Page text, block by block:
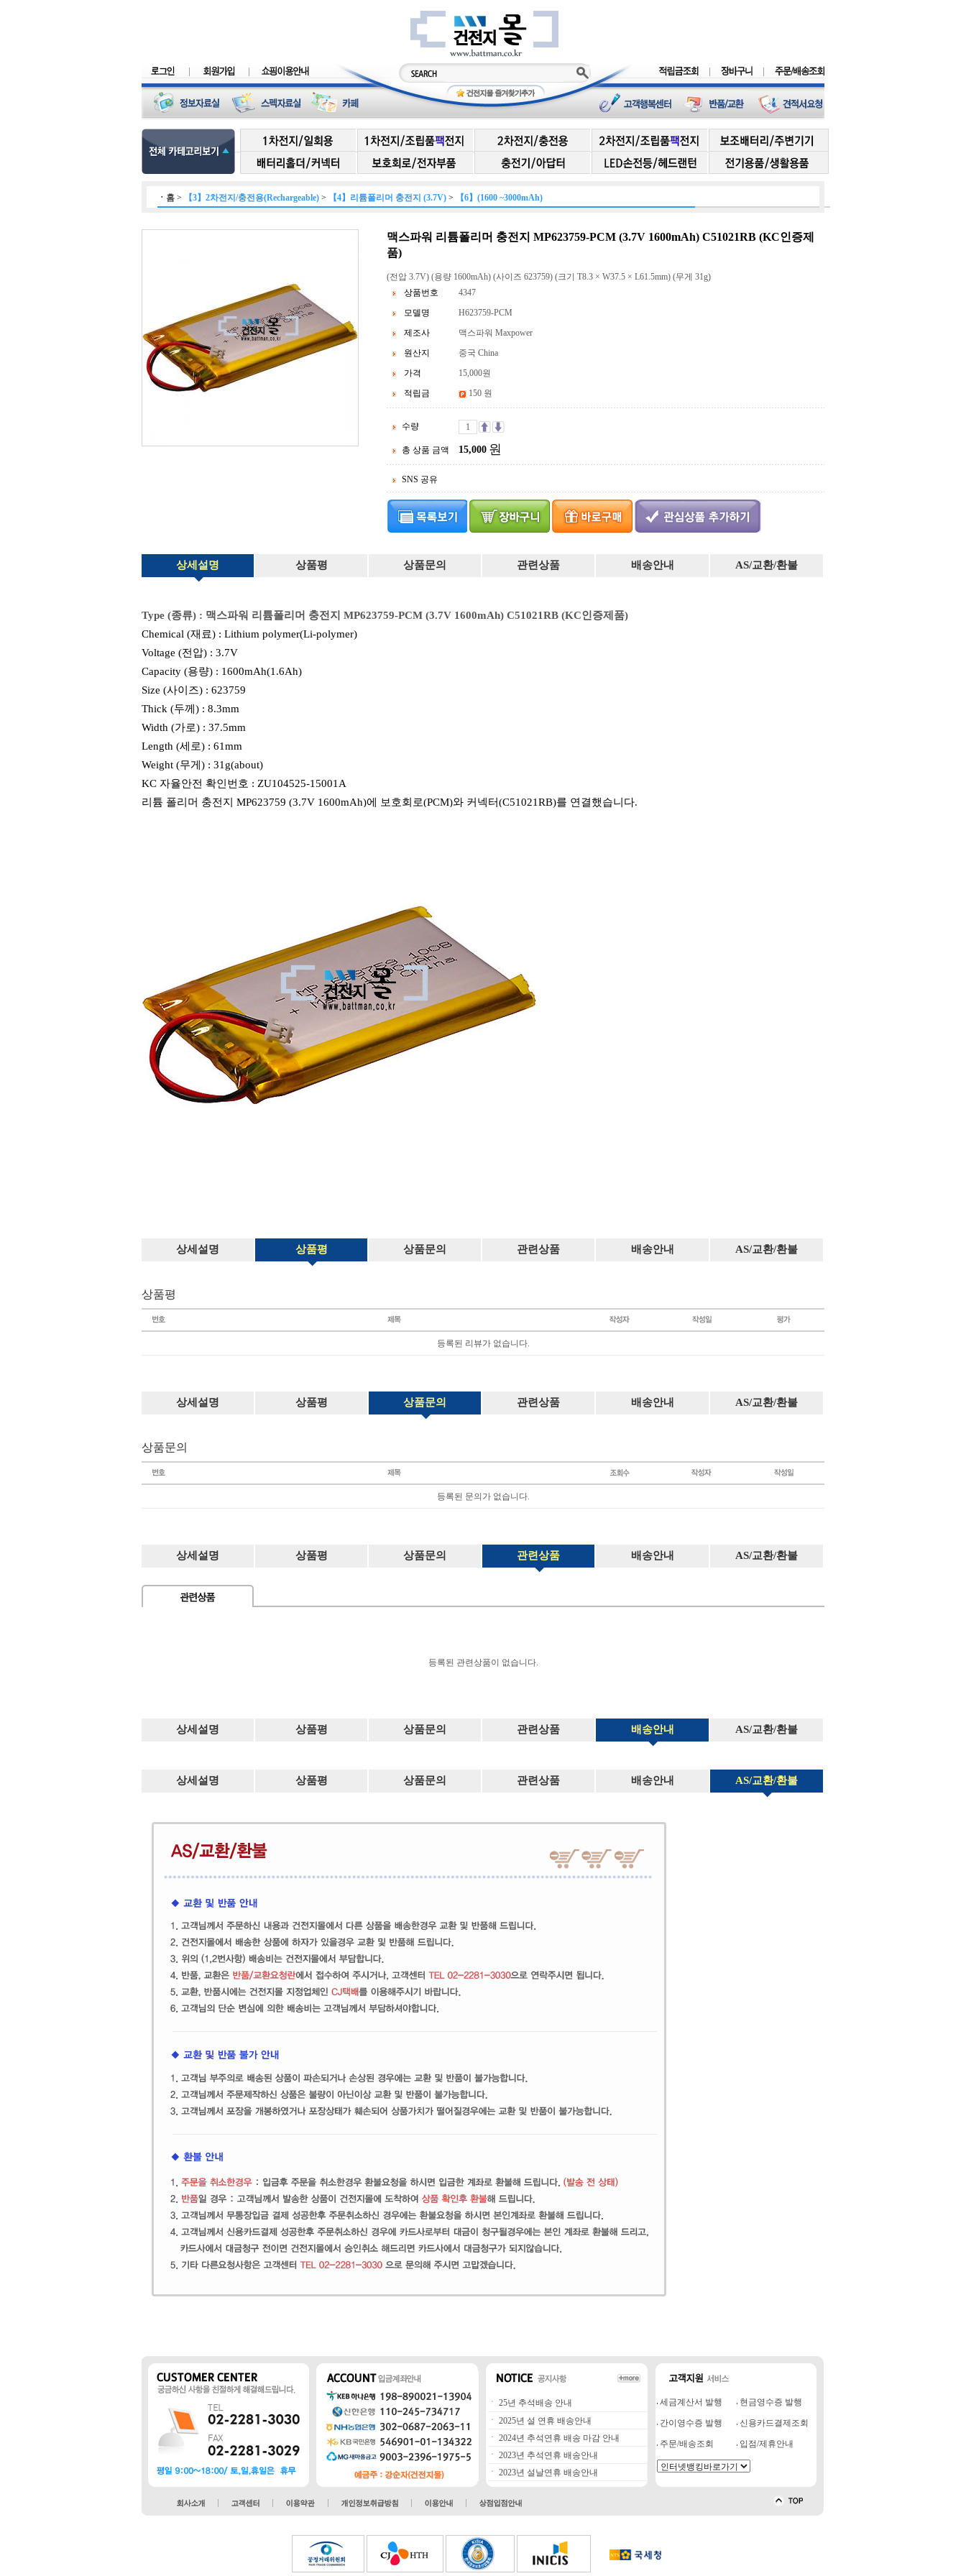
ㆍ 홈 > 【3】2차전지/충전용(Rechargeable) > 【4】리튬폴리머 충전지 (3.7V) > 【6】(1600 ~3000mAh)
맥스파워 리튬폴리머 충전지 MP623759-PCM (3.7V 1600mAh) C51021RB (KC인증제
품)
(전압 3.7V) (용량 1600mAh) (사이즈 623759) (크기 T8.3 × W37.5 × L61.5mm) (무게 31g)
상품번호
4347
모델명
H623759-PCM
제조사
맥스파워 Maxpower
원산지
중국 China
가격
15,000원
적립금
150 원
수량
총 상품 금액 15,000 원
SNS 공유
상세설명 상품평 상품문의 관련상품 배송안내 AS/교환/환불
Type (종류) : 맥스파워 리튬폴리머 충전지 MP623759-PCM (3.7V 1600mAh) C51021RB (KC인증제품)
Chemical (재료) : Lithium polymer(Li-polymer)
Voltage (전압) : 3.7V
Capacity (용량) : 1600mAh(1.6Ah)
Size (사이즈) : 623759
Thick (두께) : 8.3mm
Width (가로) : 37.5mm
Length (세로) : 61mm
Weight (무게) : 31g(about)
KC 자율안전 확인번호 : ZU104525-15001A
리튬 폴리머 충전지 MP623759 (3.7V 1600mAh)에 보호회로(PCM)와 커넥터(C51021RB)를 연결했습니다.
상세설명 상품평 상품문의 관련상품 배송안내 AS/교환/환불
상품평
등록된 리뷰가 없습니다.
상세설명 상품평 상품문의 관련상품 배송안내 AS/교환/환불
상품문의
등록된 문의가 없습니다.
상세설명 상품평 상품문의 관련상품 배송안내 AS/교환/환불
등록된 관련상품이 없습니다.
상세설명 상품평 상품문의 관련상품 배송안내 AS/교환/환불
상세설명 상품평 상품문의 관련상품 배송안내 AS/교환/환불
ㆍ 25년 추석배송 안내
ㆍ 2025년 설 연휴 배송안내
ㆍ 2024년 추석연휴 배송 마감 안내
ㆍ 2023년 추석연휴 배송안내
ㆍ 2023년 설날연휴 배송안내
세금계산서 발행 현금영수증 발행
간이영수증 발행 신용카드결제조회
주문/배송조회 입점/제휴안내